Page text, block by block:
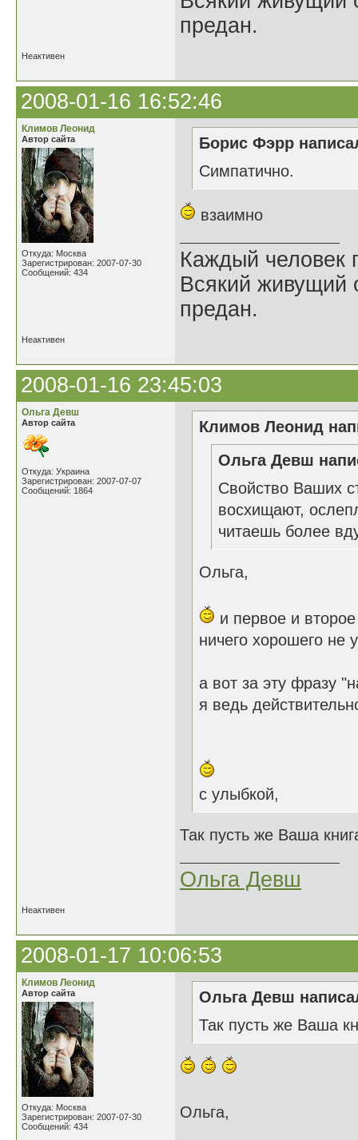
предан.
Неактивен
2008-01-16 16:52:46
Климов Леонид
Автор сайта
Откуда: Москва
Зарегистрирован: 2007-07-30
Сообщений: 434
Борис Фэрр
Cимпатично.
взаимно
Каждый человек
Всякий живущий
предан.
Неактивен
2008-01-16 23:45:03
Ольга Девш
Автор сайта
Откуда: Украина
Зарегистрирован: 2007-07-07
Сообщений: 1864
Климов Леонид
Ольга Девш
Свойство Ваших
восхищают,
читаешь более
Ольга,
и первое и
ничего хорошего не
а вот за эту фразу
я ведь
с улыбкой,
Так пусть же Ваша
Ольга Девш
Неактивен
2008-01-17 10:06:53
Климов Леонид
Автор сайта
Откуда: Москва
Зарегистрирован: 2007-07-30
Сообщений: 434
Ольга Девш
Так пусть же Ваша
Ольга,